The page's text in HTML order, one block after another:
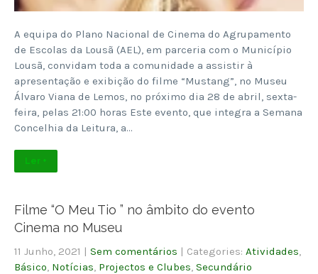
A equipa do Plano Nacional de Cinema do Agrupamento
de Escolas da Lousã (AEL), em parceria com o Município
Lousã, convidam toda a comunidade a assistir à
apresentação e exibição do filme “Mustang”, no Museu
Álvaro Viana de Lemos, no próximo dia 28 de abril, sexta-
feira, pelas 21:00 horas Este evento, que integra a Semana
Concelhia da Leitura, a…
Ler +
Filme “O Meu Tio ” no âmbito do evento
Cinema no Museu
11 Junho, 2021 | Sem comentários | Categories: Atividades
Básico Notícias Projectos e Clubes Secundário